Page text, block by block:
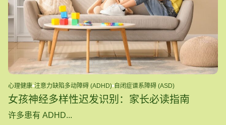
心理健康 注意力缺陷多动障碍 (ADHD) 自闭症谱系障碍 (ASD)
女孩神经多样性迟发识别：家长必读指南
许多患有 ADHD...